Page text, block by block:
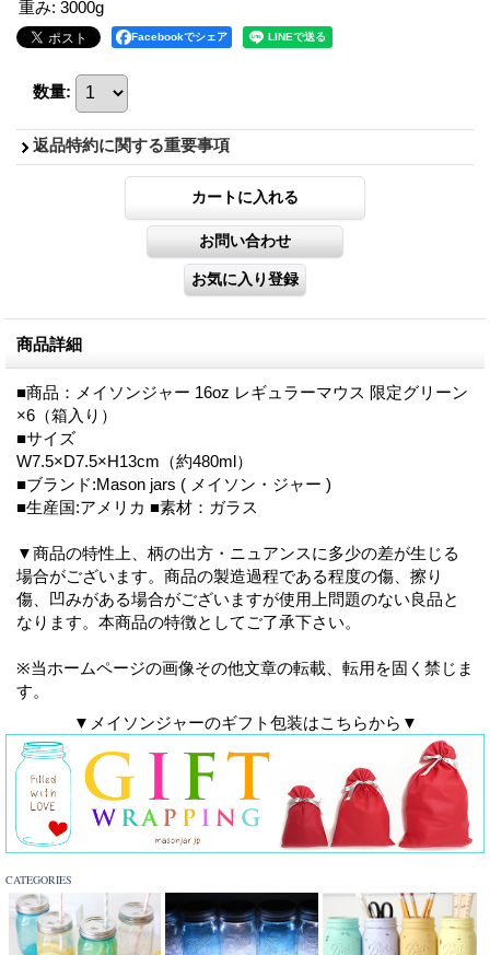
重み: 3000g
Facebookでシェア
数量:
返品特約に関する重要事項
商品詳細
■商品：メイソンジャー 16oz レギュラーマウス 限定グリーン
×6（箱入り）
■サイズ
W7.5×D7.5×H13cm（約480ml）
■ブランド:Mason jars ( メイソン・ジャー )
■生産国:アメリカ ■素材：ガラス
▼商品の特性上、柄の出方・ニュアンスに多少の差が生じる
場合がございます。商品の製造過程である程度の傷、擦り
傷、凹みがある場合がございますが使用上問題のない良品と
なります。本商品の特徴としてご了承下さい。
※当ホームページの画像その他文章の転載、転用を固く禁じま
す。
▼メイソンジャーのギフト包装はこちらから▼
CATEGORIES